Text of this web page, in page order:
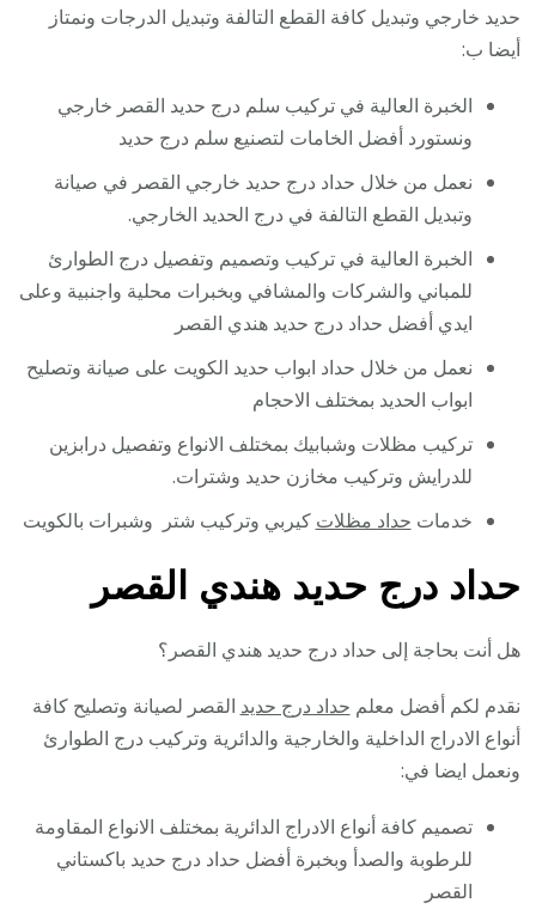
حديد خارجي وتبديل كافة القطع التالفة وتبديل الدرجات ونمتاز
أيضا ب:
الخبرة العالية في تركيب سلم درج حديد القصر خارجي
ونستورد أفضل الخامات لتصنيع سلم درج حديد
نعمل من خلال حداد درج حديد خارجي القصر في صيانة
وتبديل القطع التالفة في درج الحديد الخارجي.
الخبرة العالية في تركيب وتصميم وتفصيل درج الطوارئ
للمباني والشركات والمشافي وبخبرات محلية واجنبية وعلى
ايدي أفضل حداد درج حديد هندي القصر
نعمل من خلال حداد ابواب حديد الكويت على صيانة وتصليح
ابواب الحديد بمختلف الاحجام
تركيب مظلات وشبابيك بمختلف الانواع وتفصيل درابزين
للدرايش وتركيب مخازن حديد وشترات.
خدمات حداد مظلات كيربي وتركيب شتر وشبرات بالكويت
حداد درج حديد هندي القصر
هل أنت بحاجة إلى حداد درج حديد هندي القصر؟
نقدم لكم أفضل معلم حداد درج حديد القصر لصيانة وتصليح كافة
أنواع الادراج الداخلية والخارجية والدائرية وتركيب درج الطوارئ
ونعمل ايضا في:
تصميم كافة أنواع الادراج الدائرية بمختلف الانواع المقاومة
للرطوبة والصدأ وبخبرة أفضل حداد درج حديد باكستاني
القصر